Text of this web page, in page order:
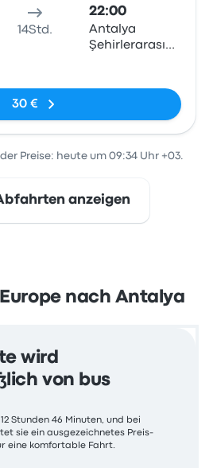
14Std.
22:00
Antalya
Şehirlerarası
30 €
Preise: heute um 09:34 Uhr +03.
anzeigen
nach Antalya
wird
von bus
Stunden 46 Minuten, und bei
sie ein ausgezeichnetes Preis-
eine komfortable Fahrt.